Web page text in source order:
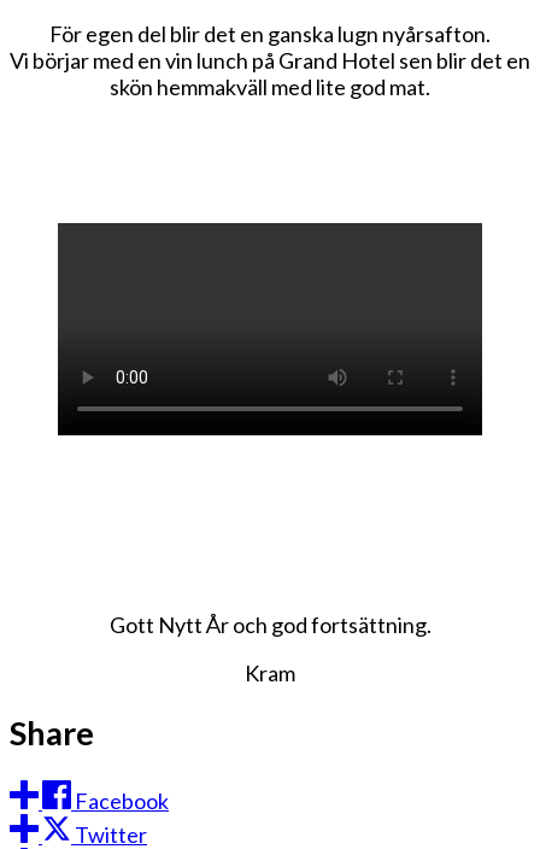
För egen del blir det en ganska lugn nyårsafton.
Vi börjar med en vin lunch på Grand Hotel sen blir det en
skön hemmakväll med lite god mat.
Gott Nytt År och god fortsättning.
Kram
Share
Facebook
Twitter